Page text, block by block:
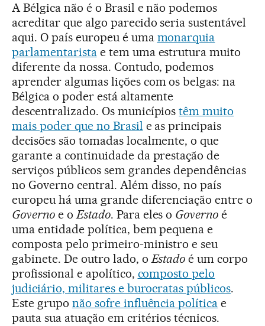
A Bélgica não é o Brasil e não podemos
acreditar que algo parecido seria sustentável
aqui. O país europeu é uma monarquia
parlamentaristae tem uma estrutura muito
diferente da nossa. Contudo, podemos
aprender algumas lições com os belgas: na
Bélgica o poder está altamente
descentralizado. Os municípiostêm muito
mais poder que no Brasil e as principais
decisões são tomadas localmente, o que
garante a continuidade da prestação de
serviços públicos sem grandes dependências
no Governo central. Além disso, no país
europeu há uma grande diferenciação entre o
Governoe oEstado. Para eles o Governo é
uma entidade política, bem pequena e
composta pelo primeiro-ministro e seu
gabinete. De outro lado, oEstado é um corpo
profissional e apolítico, composto pelo
judiciário, militares e burocratas públicos.
Este grupo não sofre influência política e
pauta sua atuação em critérios técnicos.